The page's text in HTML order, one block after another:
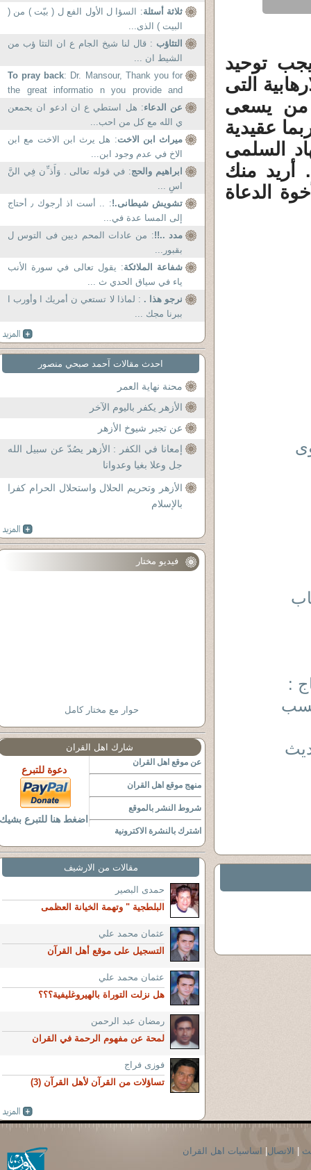
توحيد
التى
من يسعى
عقيدية
السلمى
أريد منك
الدعاة
:
حسب
ثلاثة أسئلة: السؤا ل الأول الفع ل ( بيّت ) من (
البيت ) الذى...
التثاؤب : قال لنا شيخ الجام ع ان التثا ؤب من
الشيط ان ...
To pray back: Dr. Mansour, Thank you for
the great informatio n you provide and
guide all of us...
عن الدعاء: هل استطي ع ان ادعو ان يحمعن
ي الله مع كل من احب...
ميراث ابن الاخت: هل يرث ابن الاخت مع ابن
الاخ في عدم وجود ابن...
ابراهيم والحج: في قوله تعالى . وَأَذ ِّن فِي النَّ
اسِ ...
تشويش شيطانى.!
: .. أست اذ أرجوك ٫ أحتاج
إلى المسا عدة في...
مدد ..!!: من عادات المحم ديين فى التوس ل
بقبور...
شفاعة الملائكة: يقول تعالى في سورة الأنب
ياء في سياق الحدي ث ...
نرجو هذا . : لماذا لا تستعي ن أمريك ا وأورب ا
ببرنا مجك ...
احدث مقالات آحمد صبحي منصور
محنة نهاية العمر
الأزهر يكفر باليوم الآخر
عن تجبر شيوخ الأزهر
إمعانا في الكفر : الأزهر يصُدّ عن سبيل الله
جل وعلا بغيا وعدوانا
الأزهر وتحريم الحلال واستحلال الحرام كفرا
بالإسلام
فيديو مختار
حوار مع مختار كامل
شارك اهل القران
عن موقع اهل القران
منهج موقع اهل القران
شروط النشر بالموقع
اشترك بالنشرة الاكترونية
دعوة للتبرع
اضغط هنا للتبرع بشيك
مقالات من الارشيف
حمدى البصير
البلطجية " وتهمة الخيانة العظمى
عثمان محمد علي
التسجيل على موقع أهل القرآن
عثمان محمد علي
هل نزلت التوراة بالهيروغليفية؟؟؟
رمضان عبد الرحمن
لمحة عن مفهوم الرحمة في القران
فوزى فراج
تساؤلات من القرآن لأهل القرآن (3)
الاتصال اساسيات اهل القران